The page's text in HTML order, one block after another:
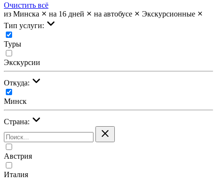
Очистить всё
из Минска
на 16 дней на автобусе
Экскурсионные
Тип услуги:
Туры
Экскурсии
Откуда:
Минск
Страна:
Австрия
Италия